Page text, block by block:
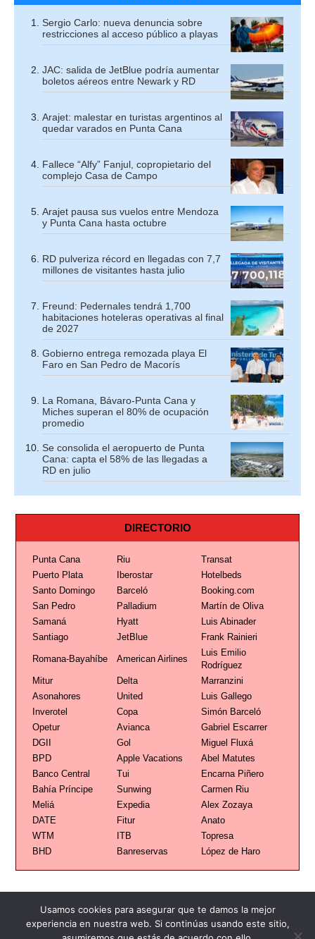
Sergio Carlo: nueva denuncia sobre
restricciones al acceso público a playas
JAC: salida de JetBlue podría aumentar
boletos aéreos entre Newark y RD
Arajet: malestar en turistas argentinos al
quedar varados en Punta Cana
Fallece “Alfy” Fanjul, copropietario del
complejo Casa de Campo
Arajet pausa sus vuelos entre Mendoza
y Punta Cana hasta octubre
RD pulveriza récord en llegadas con 7,7
millones de visitantes hasta julio
Freund: Pedernales tendrá 1,700
habitaciones hoteleras operativas al final
de 2027
Gobierno entrega remozada playa El
Faro en San Pedro de Macorís
La Romana, Bávaro-Punta Cana y
Miches superan el 80% de ocupación
promedio
Se consolida el aeropuerto de Punta
Cana: capta el 58% de las llegadas a
RD en julio
DIRECTORIO
Punta Cana Riu
Transat
Puerto Plata
Iberostar
Hotelbeds
Santo Domingo
Barceló
Booking.com
San Pedro
Palladium
Martín de Oliva
Samaná
Hyatt
Luis Abinader
Santiago
JetBlue Frank Rainieri
Romana-Bayahíbe American Airlines
Luis Emilio
Rodríguez
Mitur
Delta
Marranzini
Asonahores
United
Luis Gallego
Inverotel
Copa
Simón Barceló
Opetur
Avianca
Gabriel Escarrer
DGII
Gol
Miguel Fluxá
BPD
Apple Vacations
Abel Matutes
Banco Central
Tui
Encarna Piñero
Bahía Príncipe
Sunwing
Carmen Riu
Meliá
Expedia
Alex Zozaya
DATE
Fitur
Anato
WTM
ITB
Topresa
BHD
Banreservas López de Haro
Usamos cookies para asegurar que te damos la mejor
experiencia en nuestra web. Si continúas usando este sitio,